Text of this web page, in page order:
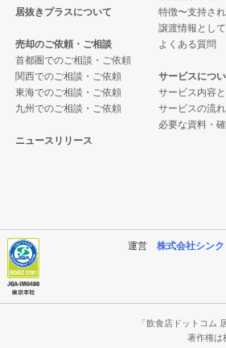
居抜きプラスについて
売却のご依頼・ご相談
首都圏でのご相談・ご依頼
関西でのご相談・ご依頼
東海でのご相談・ご依頼
九州でのご相談・ご依頼
ニュースリリース
特徴〜支持さ
譲渡情報とし
よくある質問
サービスにつ
サービス内容
サービスの流れ
必要な資料・
運営 株式会社シン
「飲食店ドットコム
著作権は